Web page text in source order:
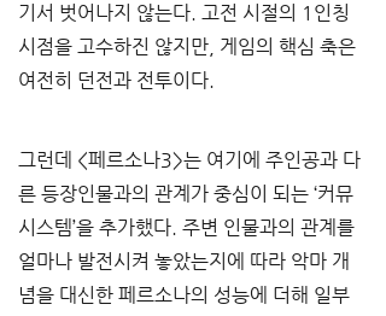
기서 벗어나지 않는다. 고전 시절의 1인칭
시점을 고수하진 않지만, 게임의 핵심 축은
여전히 던전과 전투이다.
그런데 <페르소나3>는 여기에 주인공과 다
른 등장인물과의 관계가 중심이 되는 ‘커뮤
시스템’을 추가했다. 주변 인물과의 관계를
얼마나 발전시켜 놓았는지에 따라 악마 개
념을 대신한 페르소나의 성능에 더해 일부